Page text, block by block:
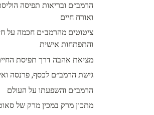
הרמב״ם ובריאות תפיסה
ואורח חיים
ציטוטים מהרמב״ם חכמה על
והתפתחות אישית
מציאת אהבה דרך תפיסת
גישת הרמב״ם לכסף, פרנסה
הרמב״ם והשפעתו על העולם
מתכון מרק במכין מרק של